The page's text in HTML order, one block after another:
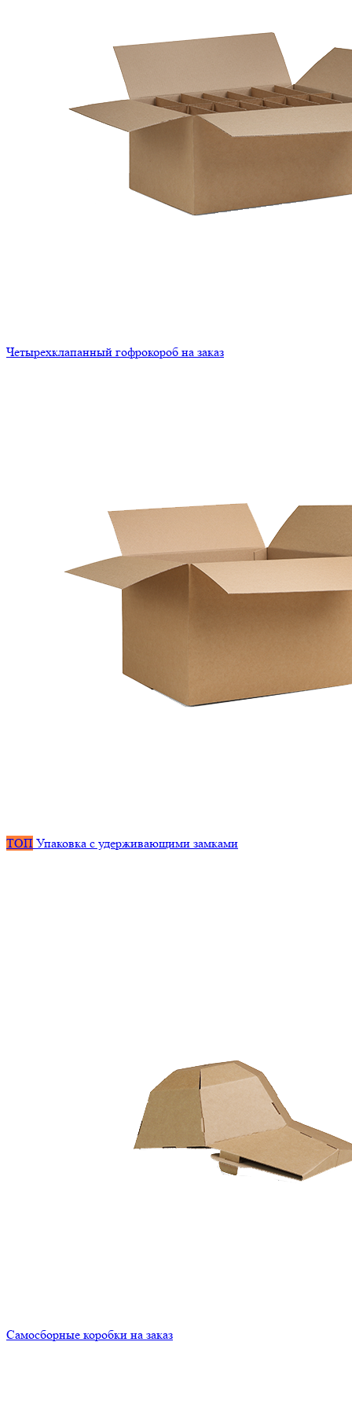
Четырехклапанный гофрокороб на заказ
ТОП Упаковка с удерживающими замками
Самосборные коробки на заказ